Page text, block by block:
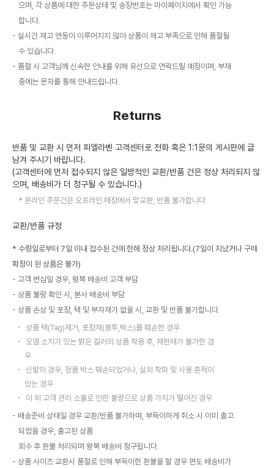
으며, 각 상품에 대한 주문상태 및 송장번호는 마이페이지에서 확인 가능
합니다.
실시간 재고 연동이 이루어지지 않아 상품이 재고 부족으로 인해 품절될
수 있습니다.
품절 시 고객님께 신속한 안내를 위해 유선으로 연락드릴 예정이며, 부재
중에는 문자를 통해 안내드립니다.
Returns
반품 및 교환 시 먼저 피엘라벤 고객센터로 전화 혹은 1:1문의 게시판에 글
남겨 주시기 바랍니다.
(고객센터에 먼저 접수되지 않은 일방적인 교환/반품 건은 정상 처리되지 않
으며, 배송비가 더 청구될 수 있습니다.)
온라인 주문건은 오프라인 매장에서 맞교환, 반품 불가합니다.
교환/반품 규정
* 수령일로부터 7일 이내 접수된 건에 한해 정상 처리됩니다.(7일이 지났거나 구매
확정이 된 상품은 불가)
고객 변심일 경우, 왕복 배송비 고객 부담
상품 불량 확인 시, 본사 배송비 부담
상품 손상 및 포장, 택 및 부자재가 없을 시, 교환 및 반품 불가합니다.
상품 택(Tag)제거, 포장재(봉투,박스)를 훼손한 경우
오염 소지가 있는 밝은 컬러의 상품 착용 후, 재판매가 불가한 경
우
신발의 경우, 정품 박스 훼손되었거나, 실외 착화 및 사용 흔적이
있는 경우
이 외 고객 관리 소홀로 인한 불량으로 상품 가치가 떨어진 경우
배송준비 상태일 경우 교환/반품 불가하며, 부득이하게 취소 시 이미 출고
되었을 경우, 출고된 상품
회수 후 환불 처리되며 왕복 배송비 청구됩니다.
상품 사이즈 교환시 품절로 인해 부득이한 환불을 할 경우 편도 배송비가